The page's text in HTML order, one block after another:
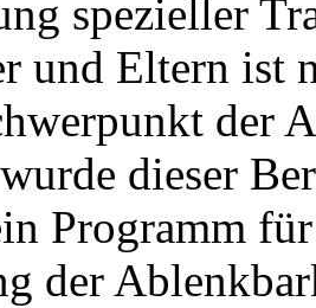
spezieller
und Eltern ist
der
dieser
Programm
der